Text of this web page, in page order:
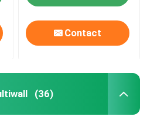
Contact
(36)